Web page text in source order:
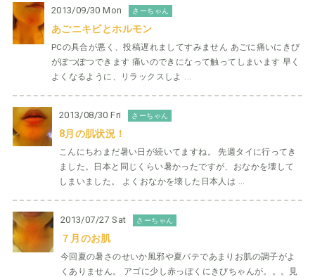
2013/09/30 Mon さーちゃん
あごニキビとホルモン
PCの具合が悪く、投稿遅れましてすみません あごに痛いにきび
がぽつぽつできます 痛いのできになって触ってしまいます 早く
よくなるように、リラックスしよ ...
2013/08/30 Fri さーちゃん
8月の肌状況！
こんにちわまだ暑い日が続いてますね。 先週タイに行ってき
ました。日本と同じくらい暑かったですが、おなかを壊して
しまいました。 よくおなかを壊した日本人は ...
2013/07/27 Sat さーちゃん
７月のお肌
今回夏の暑さのせいか風邪や夏バテであまりお肌の調子がよ
くありません。 アゴに少し赤っぽくにきびちゃんが。。。見